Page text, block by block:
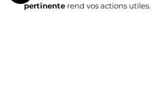
pertinente rend vos actions utiles.